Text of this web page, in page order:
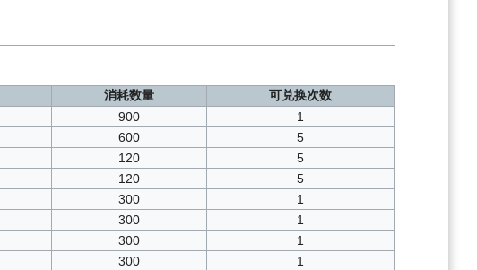
消耗数量
可兑换次数
900
1
600
5
120
5
120
5
300
1
300
1
300
1
300
1